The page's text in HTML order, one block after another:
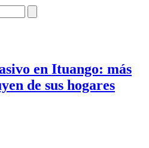
en Ituango: más
de sus hogares